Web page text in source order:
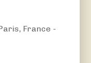
France -